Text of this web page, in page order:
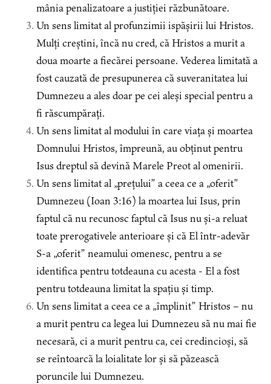
mânia penalizatoare a justiției răzbunătoare.
Un sens limitat al profunzimii ispășirii lui Hristos.
Mulți creștini, încă nu cred, că Hristos a murit a
doua moarte a fiecărei persoane. Vederea limitată a
fost cauzată de presupunerea că suveranitatea lui
Dumnezeu a ales doar pe cei aleși special pentru a
fi răscumpărați.
Un sens limitat al modului în care viața și moartea
Domnului Hristos, împreună, au obținut pentru
Isus dreptul să devină Marele Preot al omenirii.
Un sens limitat al „prețului” a ceea ce a „oferit”
Dumnezeu (Ioan 3:16) la moartea lui Isus, prin
faptul că nu recunosc faptul că Isus nu și-a reluat
toate prerogativele anterioare și că El într-adevăr
S-a „oferit” neamului omenesc, pentru a se
identifica pentru totdeauna cu acesta - El a fost
pentru totdeauna limitat la spațiu și timp.
Un sens limitat a ceea ce a „împlinit” Hristos – nu
a murit pentru ca legea lui Dumnezeu să nu mai fie
necesară, ci a murit pentru ca, cei credincioși, să
se reîntoarcă la loialitate lor și să păzească
poruncile lui Dumnezeu.